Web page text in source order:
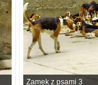
Zamek z psami 3